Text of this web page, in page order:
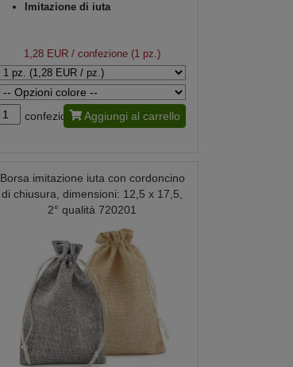
Imitazione di iuta
1,28 EUR / confezione (1 pz.)
confezione Aggiungi al carrello
Borsa imitazione iuta con cordoncino
di chiusura, dimensioni: 12,5 x 17,5,
2° qualità 720201